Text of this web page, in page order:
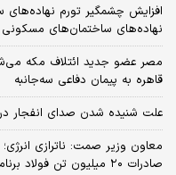
افزایش چشمگیر تورم
نهاده‌های ساختمان‌های مسکونی 80 درصد رشد داشته است+ جزئیات
مصر عضو جدید ائتلاف مکه
قاهره به پیمان دفاعی سه‌جانبه
علت شنیده شدن صدای انفجار
معاون وزیر صمت: ناترازی
صادرات ۲۰ میلیون تن فولاد برنامه‌ داریم